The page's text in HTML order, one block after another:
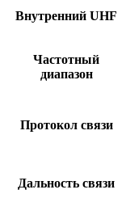
Внутренний UHF
Частотный
диапазон
Протокол связи
Дальность связи